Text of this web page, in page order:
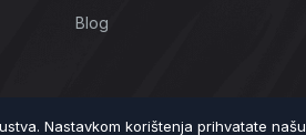
Blog
Nastavkom korištenja prihvatate našu